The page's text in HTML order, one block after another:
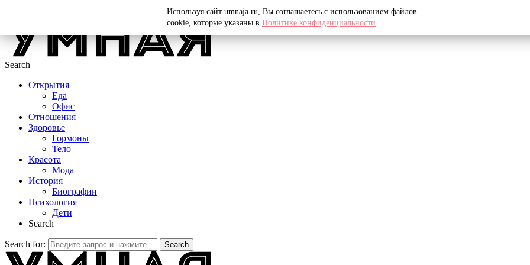
Search
Открытия
Еда
Офис
Отношения
Здоровье
Гормоны
Тело
Красота
Мода
История
Биографии
Психология
Дети
Search
Search for: Search
Используя сайт umnaja.ru, Вы соглашаетесь с использованием файлов
cookie, которые указаны в Политике конфиденциальности